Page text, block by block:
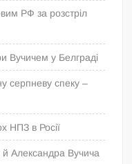
РФ за розстріл
Вучичем у Белграді
серпневу спеку –
НПЗ в Росії
й Александра Вучича